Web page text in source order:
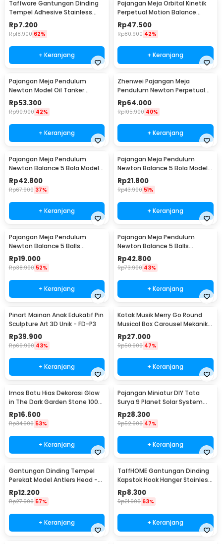
Taffware Gantungan Dinding
Tempel Adhesive Stainless
Steel 6 PCS - ST40
Rp7.200
Rp18.900 62%
+ Keranjang
Pajangan Meja Orbital Kinetik
Perpetual Motion Balance
Physics - NR31TX
Rp47.500
Rp80.900 42%
+ Keranjang
Pajangan Meja Pendulum
Newton Model Oil Tanker
Perpetual Debate - B101
Rp53.300
Rp90.900 42%
+ Keranjang
Zhenwei Pajangan Meja
Pendulum Newton Perpetual
Model Ferris Wheel - ZPW
Rp64.000
Rp105.900 40%
+ Keranjang
Pajangan Meja Pendulum
Newton Balance 5 Bola Model
Arched M - ZY02
Rp42.800
Rp67.900 37%
+ Keranjang
Pajangan Meja Pendulum
Newton Balance 5 Bola Model
Arched S - ZY02
Rp21.800
Rp43.900 51%
+ Keranjang
Pajangan Meja Pendulum
Newton Balance 5 Balls
Stainless Steel Model T S -
LX013
Rp19.000
Rp38.900 52%
+ Keranjang
Pajangan Meja Pendulum
Newton Balance 5 Balls
Stainless Steel Model T L -
LX013
Rp42.800
Rp73.900 43%
+ Keranjang
Pinart Mainan Anak Edukatif Pin
Sculpture Art 3D Unik - FD-P3
Rp39.900
Rp69.900 43%
+ Keranjang
Kotak Musik Merry Go Round
Musical Box Carousel Mekanikal
- HD-Y02
Rp27.000
Rp50.900 47%
+ Keranjang
Imos Batu Hias Dekorasi Glow
in The Dark Garden Stone 100
PCS - HC0043
Rp16.600
Rp34.900 53%
+ Keranjang
Pajangan Miniatur DIY Tata
Surya 9 Planet Solar System
Planetary - 2135
Rp28.300
Rp52.900 47%
+ Keranjang
Gantungan Dinding Tempel
Perekat Model Antlers Head -
MU03
Rp12.200
Rp27.900 57%
+ Keranjang
TaffHOME Gantungan Dinding
Kapstok Hook Hanger Stainless
Steel 201 - MT11
Rp8.300
Rp21.900 63%
+ Keranjang